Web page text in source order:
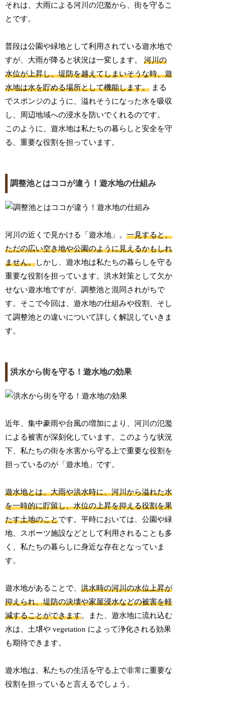
それは、大雨による河川の氾濫から、街を守るこ
とです。
普段は公園や緑地として利用されている遊水地で
すが、大雨が降ると状況は一変します。河川の
水位が上昇し、堤防を越えてしまいそうな時、遊
水地は水を貯める場所として機能します。 まる
でスポンジのように、溢れそうになった水を吸収
し、周辺地域への浸水を防いでくれるのです。
このように、遊水地は私たちの暮らしと安全を守
る、重要な役割を担っています。
調整池とはココが違う！遊水地の仕組み
河川の近くで見かける「遊水地」。一見すると、
ただの広い空き地や公園のように見えるかもしれ
ません。しかし、遊水地は私たちの暮らしを守る
重要な役割を担っています。洪水対策として欠か
せない遊水地ですが、調整池と混同されがちで
す。そこで今回は、遊水地の仕組みや役割、そし
て調整池との違いについて詳しく解説していきま
す。
洪水から街を守る！遊水地の効果
近年、集中豪雨や台風の増加により、河川の氾濫
による被害が深刻化しています。このような状況
下、私たちの街を水害から守る上で重要な役割を
担っているのが「遊水地」です。
遊水地とは、大雨や洪水時に、河川から溢れた水
を一時的に貯留し、水位の上昇を抑える役割を果
たす土地のことです。平時においては、公園や緑
地、スポーツ施設などとして利用されることも多
く、私たちの暮らしに身近な存在となっていま
す。
遊水地があることで、洪水時の河川の水位上昇が
抑えられ、堤防の決壊や家屋浸水などの被害を軽
減することができます。また、遊水地に流れ込む
水は、土壌や vegetation によって浄化される効果
も期待できます。
遊水地は、私たちの生活を守る上で非常に重要な
役割を担っていると言えるでしょう。